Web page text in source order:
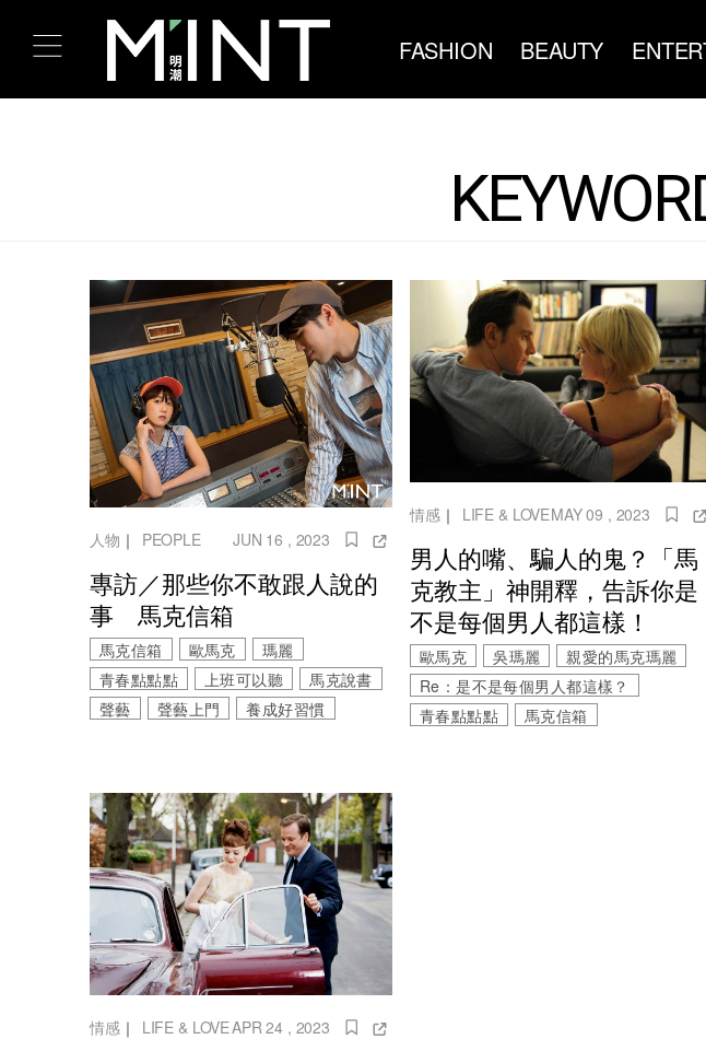
FASHION BEAUTY
人物 ｜ PEOPLE JUN 16 , 2023
專訪／那些你不敢跟人說的
事 馬克信箱
馬克信箱 歐馬克
瑪麗
青春點點點
上班可以聽
馬克說書
聲藝
聲藝上門 養成好習慣
情感｜ LIFE & LOVEMAY 09 , 2023
男人的嘴、騙人的鬼？「馬
克教主」神開釋，告訴你是
不是每個男人都這樣！
歐馬克 吳瑪麗
親愛的馬克瑪麗
Re：是不是每個男人都這樣？
青春點點點
馬克信箱
情感｜ LIFE & LOVEAPR 24 , 2023